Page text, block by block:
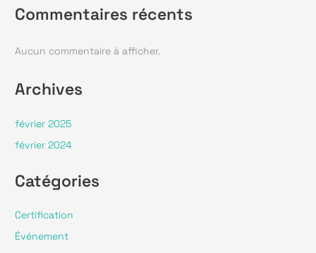
Politique de confidentialité
Commentaires récents
Aucun commentaire à afficher.
Archives
février 2025
février 2024
Catégories
Certification
Événement